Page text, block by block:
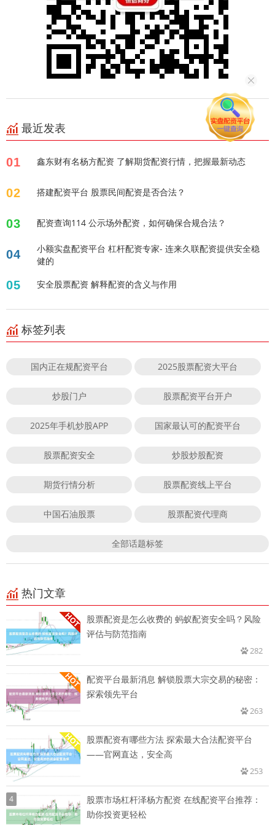
最近发表
01 鑫东财有名杨方配资 了解期货配资行情，把握最新动态
02 搭建配资平台 股票民间配资是否合法？
03 配资查询114 公示场外配资，如何确保合规合法？
04
小额实盘配资平台 杠杆配资专家- 连来久联配资提供安全稳
健的
05 安全股票配资 解释配资的含义与作用
标签列表
国内正在规配资平台 2025股票配资大平台
炒股门户 股票配资平台开户
2025年手机炒股APP 国家最认可的配资平台
股票配资安全 炒股炒股配资
期货行情分析 股票配资线上平台
中国石油股票 股票配资代理商
全部话题标签
热门文章
股票配资是怎么收费的 蚂蚁配资安全吗？风险
评估与防范指南
282
配资平台最新消息 解锁股票大宗交易的秘密：
探索领先平台
263
股票配资有哪些方法 探索最大合法配资平台
——官网直达，安全高
253
4
股票市场杠杆泽杨方配资 在线配资平台推荐：
助你投资更轻松